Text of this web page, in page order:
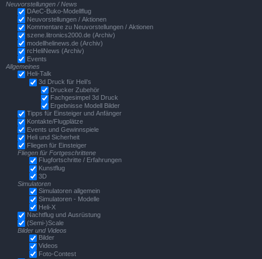
Neuvorstellungen / News
DAeC-Buko-Modellflug
Neuvorstellungen / Aktionen
Kommentare zu Neuvorstellungen / Aktionen
szene.litronics2000.de (Archiv)
modellhelinews.de (Archiv)
rcHeliNews (Archiv)
Events
Allgemeines
Heli-Talk
3d Druck für Heli's
Drucker Zubehör
Fachgesimpel 3d Druck
Ergebnisse Modell Bilder
Tipps für Einsteiger und Anfänger
Kontakte/Flugplätze
Events und Gewinnspiele
Heli und Sicherheit
Fliegen für Einsteiger
Fliegen für Fortgeschrittene
Flugfortschritte / Erfahrungen
Kunstflug
3D
Simulatoren
Simulatoren allgemein
Simulatoren - Modelle
Heli-X
Nachtflug und Ausrüstung
(Semi-)Scale
Bilder und Videos
Bilder
Videos
Foto-Contest